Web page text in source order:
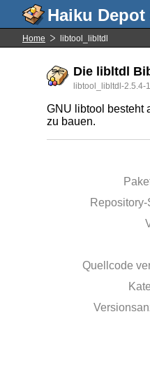
Home libtool_libltdl
Die libltdl
libtool_libltdl-2.5.4-
GNU libtool besteht
zu bauen.
Quellcode